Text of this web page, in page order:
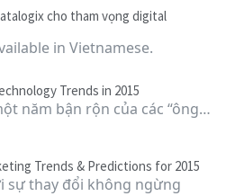
cho tham vọng digital
in Vietnamese.
Trends in 2015
năm bận rộn của các “ông…
Trends & Predictions for 2015
sự thay đổi không ngừng